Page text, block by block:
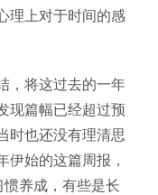
理上对于时间的感
，将这过去的一年
现篇幅已经超过预
时也还没有理清思
伊始的这篇周报，
养成，有些是长